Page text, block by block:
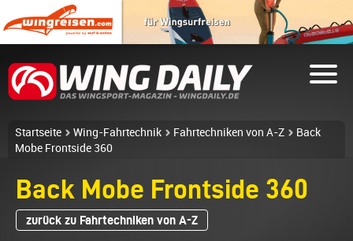
Startseite Wing-Fahrtechnik Fahrtechniken von A-Z
Back
Mobe Frontside 360
Back Mobe Frontside 360
zurück zu Fahrtechniken von A-Z